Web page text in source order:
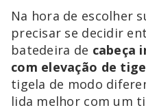
Na hora de escolher
precisar se decidir
batedeira de cabeça
com elevação de
tigela de modo
lida melhor com um